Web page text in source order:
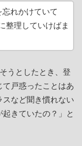
れかけていて
整理していけばま
うとしたとき、登
戸惑ったことはあ
スなど聞き慣れない
きていたの？」と